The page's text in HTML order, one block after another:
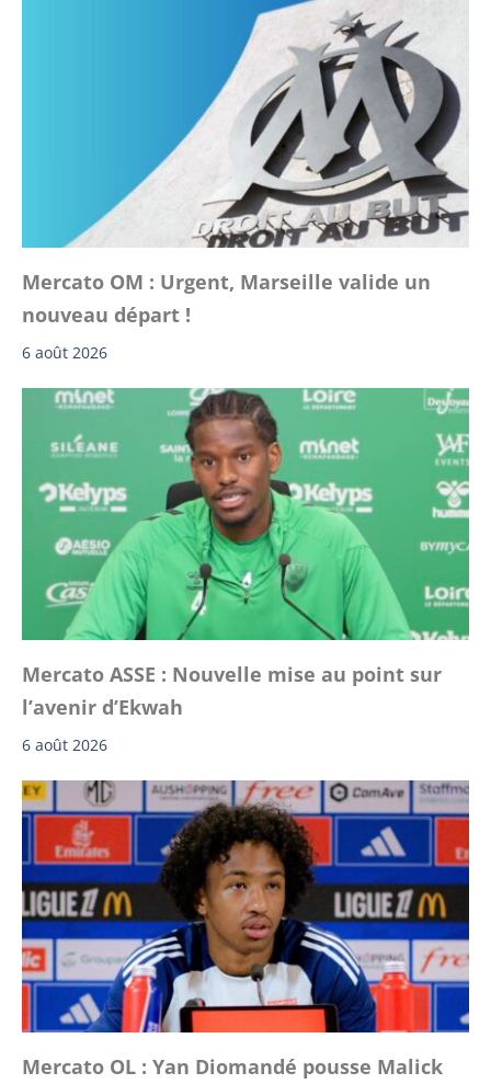
Mercato OM : Urgent, Marseille valide un
nouveau départ !
6 août 2026
Mercato ASSE : Nouvelle mise au point sur
l’avenir d’Ekwah
6 août 2026
Mercato OL : Yan Diomandé pousse Malick